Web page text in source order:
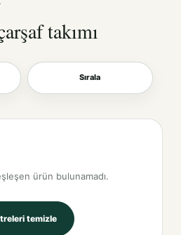
takımı
Sırala
ürün bulunamadı.
temizle